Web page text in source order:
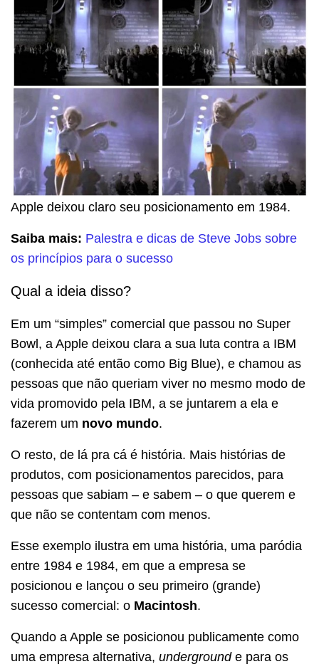
Apple deixou claro seu posicionamento em 1984.
Saiba mais: Palestra e dicas de Steve Jobs sobre
os princípios para o sucesso
Qual a ideia disso?
Em um “simples” comercial que passou no Super
Bowl, a Apple deixou clara a sua luta contra a IBM
(conhecida até então como Big Blue), e chamou as
pessoas que não queriam viver no mesmo modo de
vida promovido pela IBM, a se juntarem a ela e
fazerem um novo mundo.
O resto, de lá pra cá é história. Mais histórias de
produtos, com posicionamentos parecidos, para
pessoas que sabiam – e sabem – o que querem e
que não se contentam com menos.
Esse exemplo ilustra em uma história, uma paródia
entre 1984 e 1984, em que a empresa se
posicionou e lançou o seu primeiro (grande)
sucesso comercial: o Macintosh.
Quando a Apple se posicionou publicamente como
uma empresa alternativa, undergrounde para os